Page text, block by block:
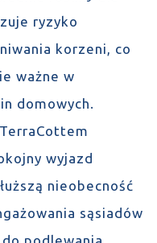
ryzyko
korzeni, co
ważne w
domowych.
wyjazd
nieobecność
sąsiadów